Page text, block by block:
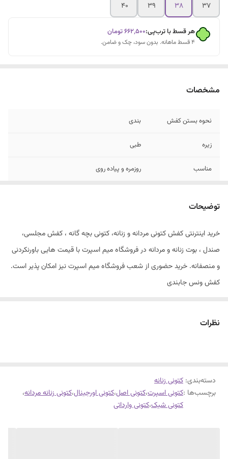
۳۷
۳۸ ۳۹ ۴۰
هر قسط با ترب‌پی:۶۶۲٬۵۰۰تومان
۴ قسط ماهانه. بدون سود، چک و ضامن.
مشخصات
نحوه بستن کفش بندی
زیره طبی
مناسب روزمره و پیاده روی
توضیحات
خرید اینترنتی کفش کتونی مردانه و زنانه، کتونی بچه گانه ، کفش مجلسی،
صندل ، بوت زنانه و مردانه در فروشگاه میم اسپرت با قیمت هایی باورنکردنی
و منصفانه. خرید حضوری از شعب فروشگاه میم اسپرت نیز امکان پذیر است.
کفش ونس جابندی
نظرات
دسته‌بندی: کتونی زنانه
برچسب‌ها :کتونی اسپرت،کتونی اصل،کتونی اورجینال،کتونی زنانه مردانه،
کتونی شیک،کتونی وارداتی